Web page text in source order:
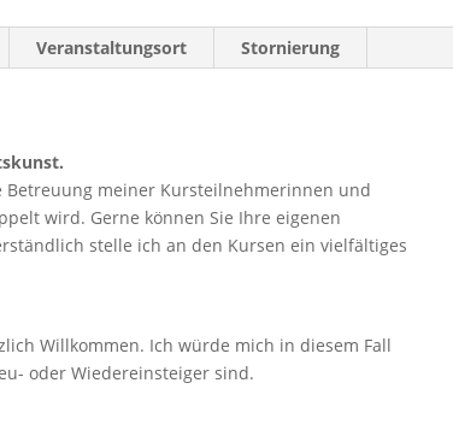
Veranstaltungsort Stornierung
meiner Kursteilnehmerinnen und
wird. Gerne können Sie Ihre eigenen
stelle ich an den Kursen ein vielfältiges
Willkommen. Ich würde mich in diesem Fall
oder Wiedereinsteiger sind.